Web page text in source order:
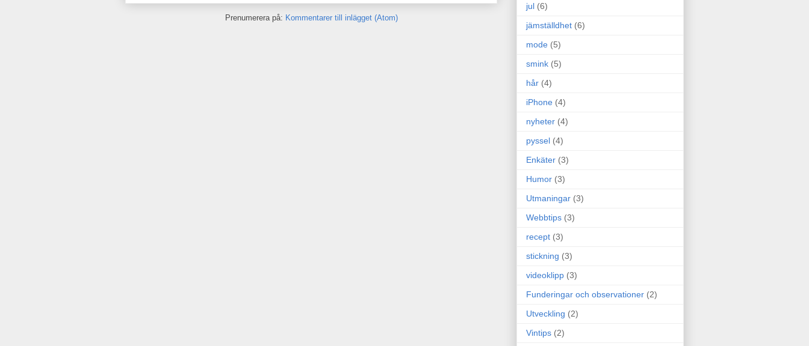
Prenumerera på: Kommentarer till inlägget (Atom)
jul (6)
jämställdhet (6)
mode (5)
smink (5)
hår (4)
iPhone (4)
nyheter (4)
pyssel (4)
Enkäter (3)
Humor (3)
Utmaningar (3)
Webbtips (3)
recept (3)
stickning (3)
videoklipp (3)
Funderingar och observationer (2)
Utveckling (2)
Vintips (2)